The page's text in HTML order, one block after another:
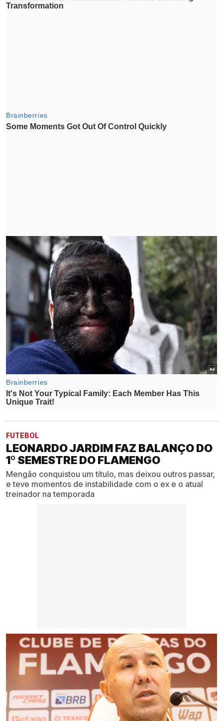
FUTEBOL
LEONARDO JARDIM FAZ BALANÇO DO
1º SEMESTRE DO FLAMENGO
Mengão conquistou um título, mas deixou outros passar,
e teve momentos de instabilidade com o ex e o atual
treinador na temporada